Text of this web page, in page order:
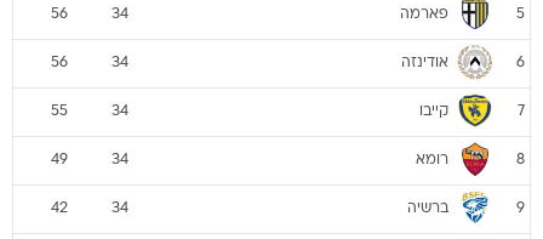
5 פארמה 34
56
6 אודינזה 34
56
7 קייבו 34
55
8 רומא 34
49
9 ברשיה 34
42